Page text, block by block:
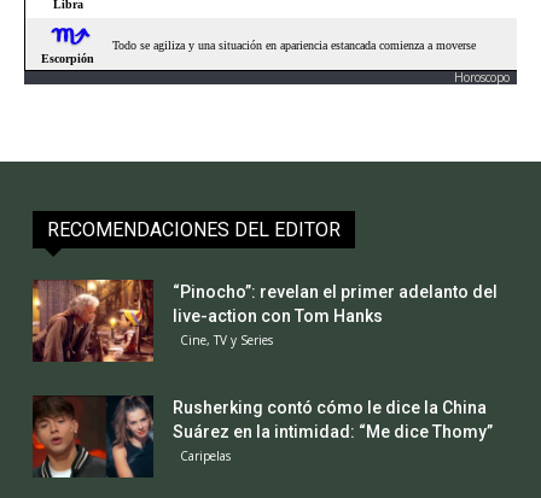
Horoscopo
RECOMENDACIONES DEL EDITOR
“Pinocho”: revelan el primer adelanto del
live-action con Tom Hanks
Cine, TV y Series
Rusherking contó cómo le dice la China
Suárez en la intimidad: “Me dice Thomy”
Caripelas